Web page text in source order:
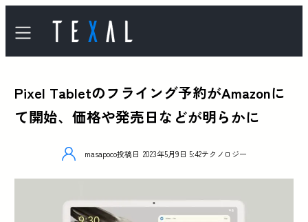
Pixel Tabletのフライング予約がAmazonに
て開始、価格や発売日などが明らかに
masapoco投稿日 2023年5月9日 5:42テクノロジー